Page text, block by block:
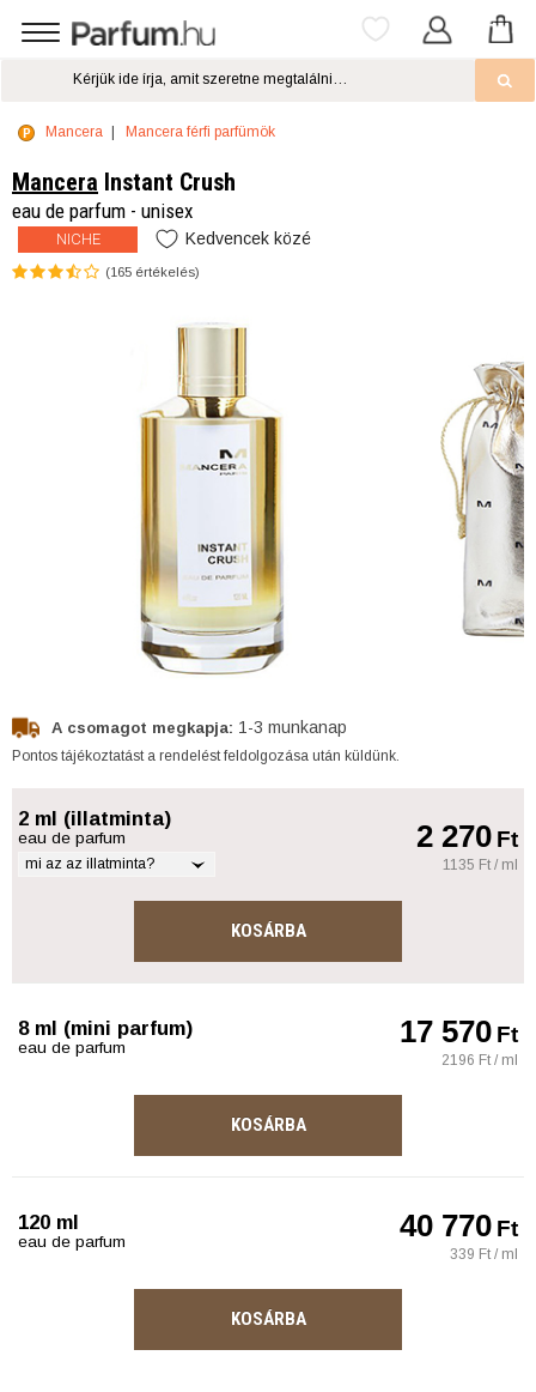
Mancera Mancera férfi parfümök
Mancera Instant Crush
eau de parfum - unisex
NICHE Kedvencek közé
(165 értékelés)
A csomagot megkapja: 1-3 munkanap
Pontos tájékoztatást a rendelést feldolgozása után küldünk.
2 ml (illatminta)
eau de parfum
mi az az illatminta?
2 270Ft
1135 Ft / ml
KOSÁRBA
8 ml (mini parfum)
eau de parfum 17 570Ft
2196 Ft / ml
KOSÁRBA
120 ml
eau de parfum 40 770Ft
339 Ft / ml
KOSÁRBA